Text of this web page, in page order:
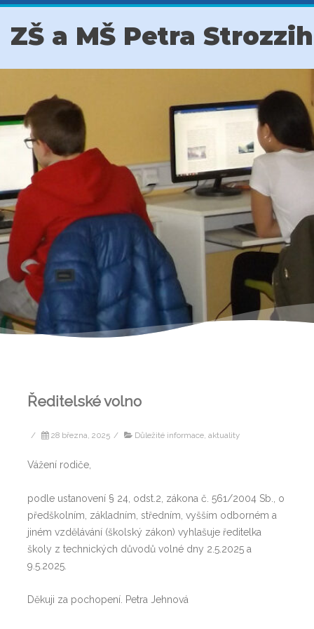
ZŠ a MŠ Petra
Ředitelské volno
/ 28 března, 2025 / Důležité informace, aktuality
Vážení rodiče,
podle ustanovení § 24, odst.2, zákona č. 561/2004 Sb., o
předškolním, základním, středním, vyšším odborném a
jiném vzdělávání (školský zákon) vyhlašuje ředitelka
školy z technických důvodů volné dny 2.5.2025 a
9.5.2025.
Děkuji za pochopení. Petra Jehnová